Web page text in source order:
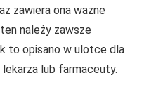
zawiera ona ważne
należy zawsze
to opisano w ulotce dla
lub farmaceuty.